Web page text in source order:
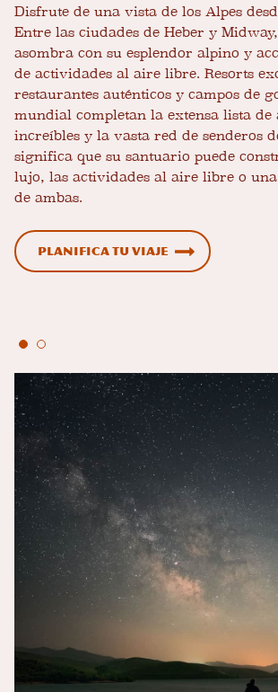
Disfrute de una vista de los Alpes
Entre las ciudades de Heber y
asombra con su esplendor alpino y
de actividades al aire libre. Resorts
restaurantes auténticos y campos de
mundial completan la extensa lista de
increíbles y la vasta red de senderos
significa que su santuario puede
lujo, las actividades al aire libre o
de ambas.
Planifica tu viaje